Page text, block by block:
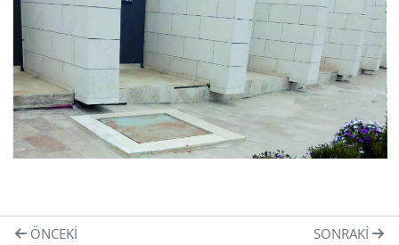
ÖNCEKI SONRAKI